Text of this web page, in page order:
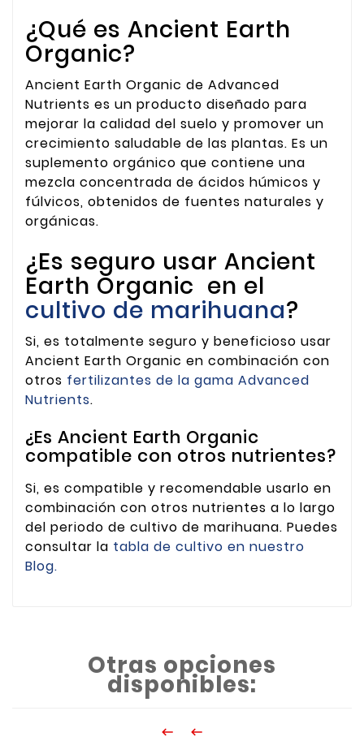
¿Qué es Ancient Earth
Organic?
Ancient Earth Organic de Advanced
Nutrients es un producto diseñado para
mejorar la calidad del suelo y promover un
crecimiento saludable de las plantas. Es un
suplemento orgánico que contiene una
mezcla concentrada de ácidos húmicos y
fúlvicos, obtenidos de fuentes naturales y
orgánicas.
¿Es seguro usar Ancient
Earth Organic en el
cultivo de marihuana?
Si, es totalmente seguro y beneficioso usar
Ancient Earth Organic en combinación con
otros fertilizantes de la gama Advanced
Nutrients.
¿Es Ancient Earth Organic
compatible con otros nutrientes?
Si, es compatible y recomendable usarlo en
combinación con otros nutrientes a lo largo
del periodo de cultivo de marihuana. Puedes
consultar la tabla de cultivo en nuestro
Blog.
Otras opciones
disponibles:
 